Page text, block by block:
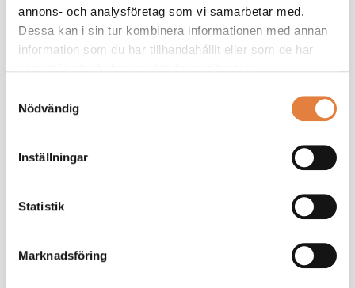
annons- och analysföretag som vi samarbetar med.
Dessa kan i sin tur kombinera informationen med annan
information som du har tillhandahållit eller som de har
Nödvändig
Inställningar
Statistik
Marknadsföring